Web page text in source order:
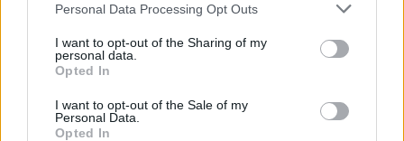
Personal Data Processing Opt Outs
I want to opt-out of the Sharing of my
personal data.
Opted In
I want to opt-out of the Sale of my
Personal Data.
Opted In
kryesore në Budapest për të
kursyer energji
zgjatet orari i vizitave në